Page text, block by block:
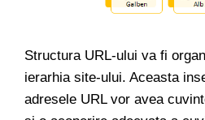
Structura URL-ului va fi
ierarhia site-ului. Aceasta
adresele URL vor avea